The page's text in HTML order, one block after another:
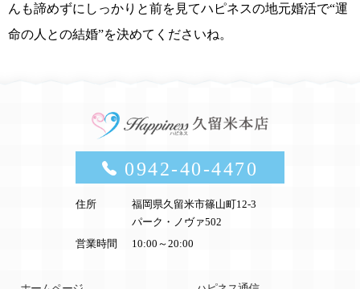
んも諦めずにしっかりと前を見てハピネスの地元婚活で“運
命の人との結婚”を決めてくださいね。
0942-40-4470
住所
福岡県久留米市篠山町12-3
パーク・ノヴァ502
営業時間
10:00～20:00